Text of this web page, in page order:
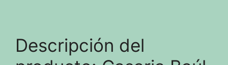
Descripción del